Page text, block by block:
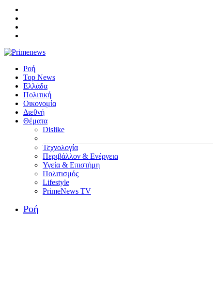
Ροή
Top News
Ελλάδα
Πολιτική
Οικονομία
Διεθνή
Θέματα
Dislike
Τεχνολογία
Περιβάλλον & Ενέργεια
Υγεία & Επιστήμη
Πολιτισμός
Lifestyle
PrimeNews TV
Ροή